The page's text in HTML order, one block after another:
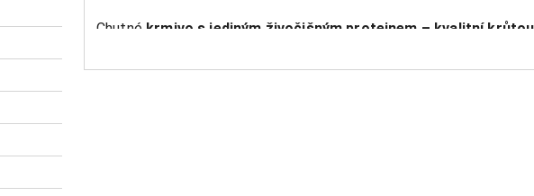
Chutné krmivo s jediným živočišným proteinem – kvalitní krůtou
udržovat vyváženou tělesnou kondici.Krůtí maso je lehké,